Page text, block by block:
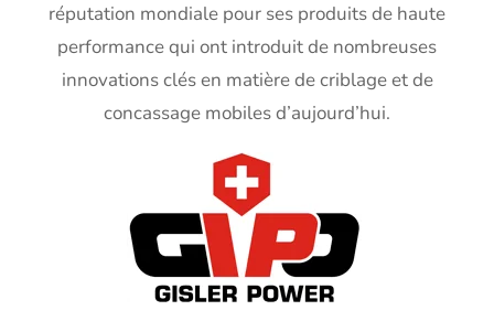
réputation mondiale pour ses produits de haute
performance qui ont introduit de nombreuses
innovations clés en matière de criblage et de
concassage mobiles d’aujourd’hui.